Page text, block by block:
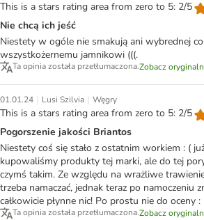
This is a stars rating area from zero to 5: 2/5
Nie chcą ich jeść
Niestety w ogóle nie smakują ani wybrednej
wszystkożernemu jamnikowi (((.
Ta opinia została przetłumaczona.Zobacz
01.01.24 | Lusi Szilvia | Węgry
This is a stars rating area from zero to 5: 2/5
Pogorszenie jakości Briantos
Niestety coś się stało z ostatnim workiem : (
kupowaliśmy produkty tej marki, ale do tej
czymś takim. Ze względu na wrażliwe
trzeba namaczać, jednak teraz po namoczeniu
całkowicie płynne nic! Po prostu nie do oceny :
Ta opinia została przetłumaczona.Zobacz